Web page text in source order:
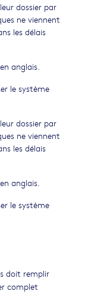
dossier par
ne viennent
les délais
anglais.
le système
dossier par
ne viennent
les délais
anglais.
le système
doit remplir
complet